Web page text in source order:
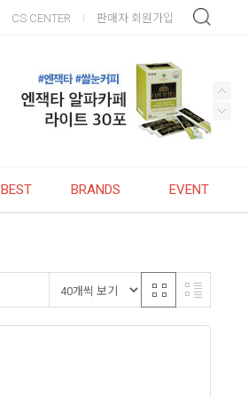
CS CENTER 판매자 회원가입
BEST BRANDS EVENT